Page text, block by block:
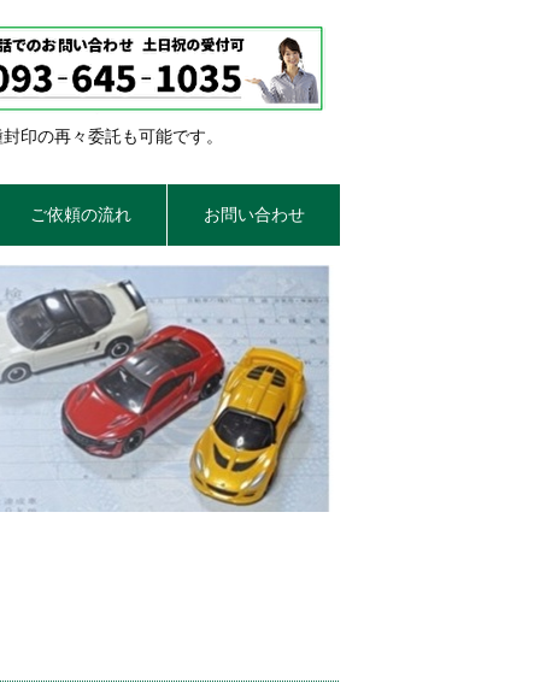
印の再々委託も可能です。
ご依頼の流れ お問い合わせ